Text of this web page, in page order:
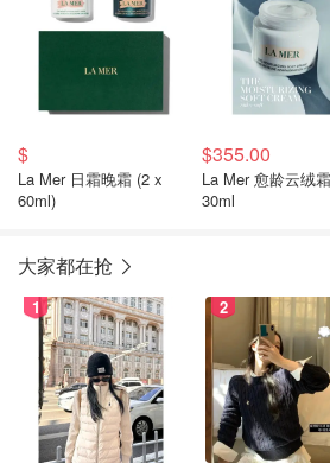
$
La Mer 日霜晚霜 (2 x
60ml)
$355.00
La Mer 愈龄云绒霜
30ml
大家都在抢
1 2